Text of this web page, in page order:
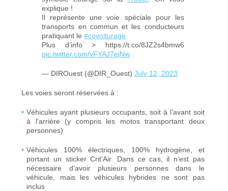
explique !
Il représente une voie spéciale pour les
transports en commun et les conducteurs
pratiquant le#covoiturage
Plus d’info > https://t.co/8JZ2s4bmw6
pic.twitter.com/vFYAJ7ejNw
— DIROuest (@DIR_Ouest)July 12, 2023
Les voies seront réservées à :
Véhicules ayant plusieurs occupants, soit à l’avant soit
à l’arrière (y compris les motos transportant deux
personnes)
Véhicules 100% électriques, 100% hydrogène, et
portant un sticker Crit’Air. Dans ce cas, il n’est pas
nécessaire d’avoir plusieurs personnes dans le
véhicule, mais les véhicules hybrides ne sont pas
inclus